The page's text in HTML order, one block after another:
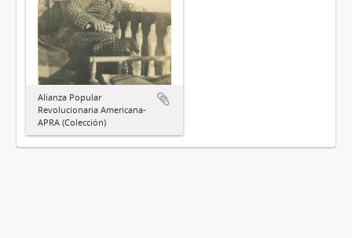
Alianza Popular
Revolucionaria Americana-
APRA (Colección)